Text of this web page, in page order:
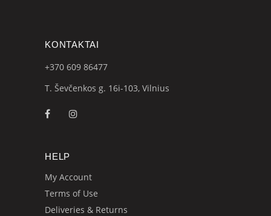
KONTAKTAI
+370 609 86477
T. Ševčenkos g. 16i-103, Vilnius
HELP
My Account
Terms of Use
Deliveries & Returns